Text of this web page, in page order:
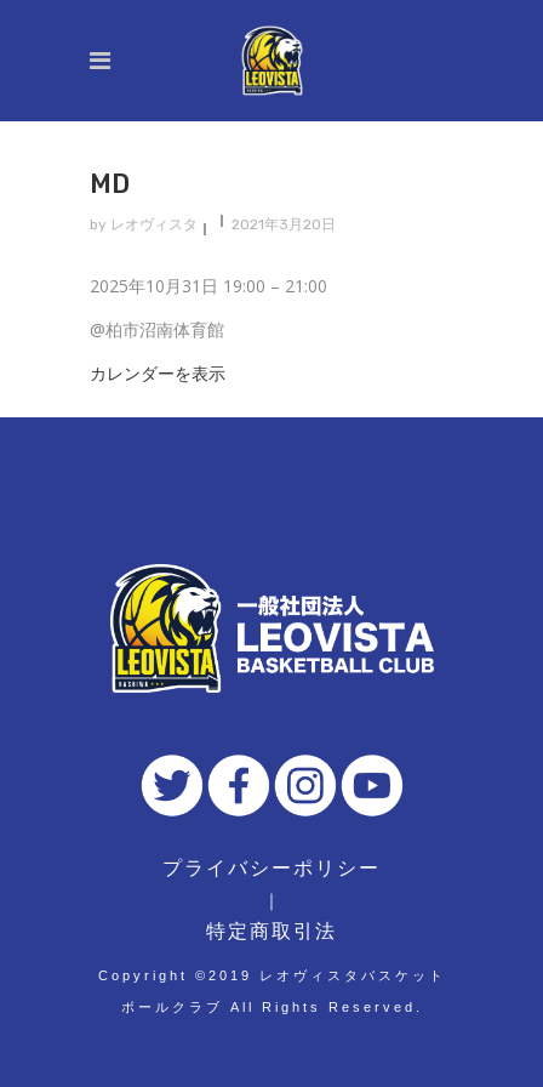
MD
by レオヴィスタ 2021年3月20日
MD
2025年10月31日 19:00 – 21:00
@柏市沼南体育館
カレンダーを表示
プライバシーポリシー
｜
特定商取引法
Copyright ©︎2019 レオヴィスタバスケット
ボールクラブ All Rights Reserved.